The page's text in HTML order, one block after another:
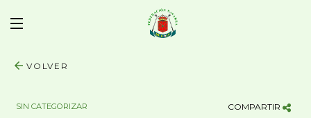
VOLVER
SIN CATEGORIZAR COMPARTIR